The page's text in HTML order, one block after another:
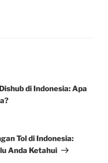
di Indonesia: Apa
Tol di Indonesia:
Anda Ketahui